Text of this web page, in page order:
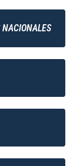
NACIONALES